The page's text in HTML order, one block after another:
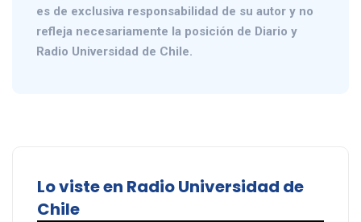
es de exclusiva responsabilidad de su autor y no
refleja necesariamente la posición de Diario y
Radio Universidad de Chile.
Lo viste en Radio Universidad de
Chile